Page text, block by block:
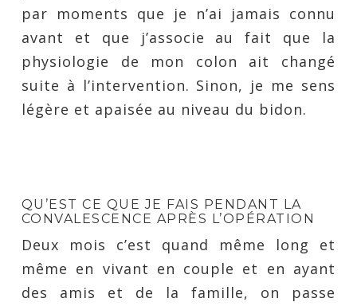
par moments que je n’ai jamais connu
avant et que j’associe au fait que la
physiologie de mon colon ait changé
suite à l’intervention. Sinon, je me sens
légère et apaisée au niveau du bidon.
QU’EST CE QUE JE FAIS PENDANT LA
CONVALESCENCE APRÈS L’OPÉRATION
Deux mois c’est quand même long et
même en vivant en couple et en ayant
des amis et de la famille, on passe